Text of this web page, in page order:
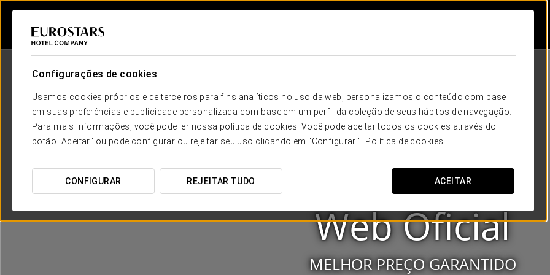
Configurações de cookies
Usamos cookies próprios e de terceiros para fins analíticos no uso da web, personalizamos o conteúdo com base
em suas preferências e publicidade personalizada com base em um perfil da coleção de seus hábitos de navegação.
Para mais informações, você pode ler nossa política de cookies. Você pode aceitar todos os cookies através do
botão "Aceitar" ou pode configurar ou rejeitar seu uso clicando em "Configurar ". Política de cookies
CONFIGURAR REJEITAR TUDO ACEITAR
Eurostars Hotel Company
Web Oficial
MELHOR PREÇO GARANTIDO